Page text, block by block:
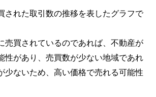
された取引数の推移を表したグラフで
売買されているのであれば、不動産が
性があり、売買数が少ない地域であれ
少ないため、高い価格で売れる可能性